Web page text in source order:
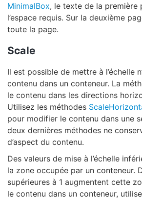
MinimalBox, le texte de la première
l’espace requis. Sur la deuxième
toute la page.
Scale
Il est possible de mettre à l’échelle
contenu dans un conteneur. La
le contenu dans les directions
Utilisez les méthodes
pour modifier le contenu dans une
deux dernières méthodes ne
d’aspect du contenu.
Des valeurs de mise à l’échelle
la zone occupée par un conteneur.
supérieures à 1 augmentent cette
le contenu dans un conteneur,